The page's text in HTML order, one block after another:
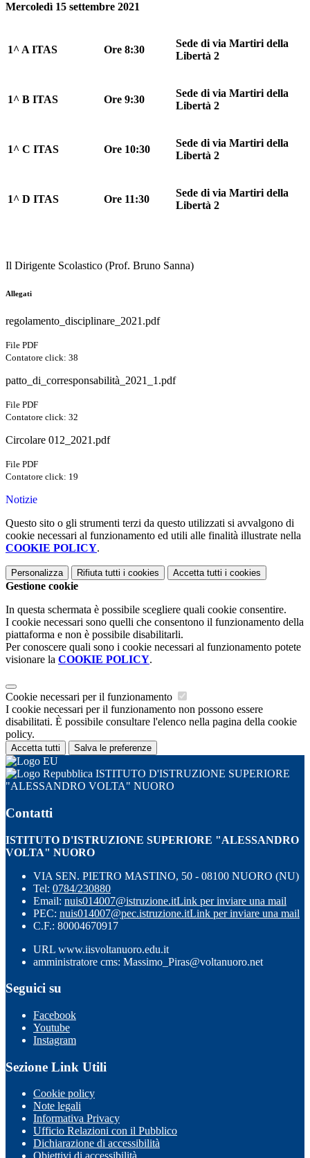
Mercoledì 15 settembre 2021
1^ A ITAS Ore 8:30
Sede di via Martiri della
Libertà 2
1^ B ITAS Ore 9:30
Sede di via Martiri della
Libertà 2
1^ C ITAS Ore 10:30
Sede di via Martiri della
Libertà 2
1^ D ITAS Ore 11:30
Sede di via Martiri della
Libertà 2
Il Dirigente Scolastico (Prof. Bruno Sanna)
Allegati
regolamento_disciplinare_2021.pdf
File PDF
Contatore click: 38
patto_di_corresponsabilità_2021_1.pdf
File PDF
Contatore click: 32
Circolare 012_2021.pdf
File PDF
Contatore click: 19
Notizie
Questo sito o gli strumenti terzi da questo utilizzati si avvalgono di
cookie necessari al funzionamento ed utili alle finalità illustrate nella
COOKIE POLICY.
Personalizza Rifiuta tutti i cookies Accetta tutti i cookies
Gestione cookie
In questa schermata è possibile scegliere quali cookie consentire.
I cookie necessari sono quelli che consentono il funzionamento della
piattaforma e non è possibile disabilitarli.
Per conoscere quali sono i cookie necessari al funzionamento potete
visionare la COOKIE POLICY.
Cookie necessari per il funzionamento
I cookie necessari per il funzionamento non possono essere
disabilitati. È possibile consultare l'elenco nella pagina della cookie
policy.
Accetta tutti Salva le preferenze
ISTITUTO D'ISTRUZIONE SUPERIORE
"ALESSANDRO VOLTA" NUORO
Contatti
ISTITUTO D'ISTRUZIONE SUPERIORE "ALESSANDRO
VOLTA" NUORO
VIA SEN. PIETRO MASTINO, 50 - 08100 NUORO (NU)
Tel: 0784/230880
Email: nuis014007@istruzione.itLink per inviare una mail
PEC: nuis014007@pec.istruzione.itLink per inviare una mail
C.F.: 80004670917
URL www.iisvoltanuoro.edu.it
amministratore cms: Massimo_Piras@voltanuoro.net
Seguici su
Facebook
Youtube
Instagram
Sezione Link Utili
Cookie policy
Note legali
Informativa Privacy
Ufficio Relazioni con il Pubblico
Dichiarazione di accessibilità